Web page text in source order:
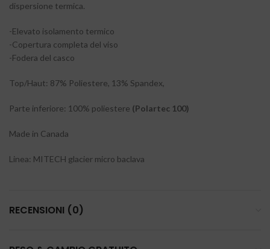
dispersione termica.
-Elevato isolamento termico
-Copertura completa del viso
-Fodera del casco
Top/Haut: 87% Poliestere, 13% Spandex,
Parte inferiore: 100% poliestere (Polartec 100)
Made in Canada
Linea: MITECH glacier micro baclava
RECENSIONI (0)